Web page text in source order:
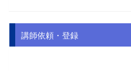
講師依頼・登録